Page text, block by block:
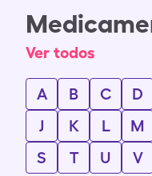
Ver todos
A B C D
J
K L M
S
T U V